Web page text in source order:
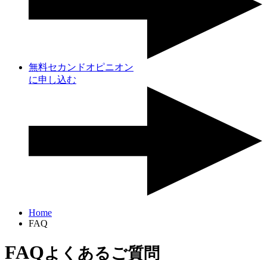
無料セカンドオピニオン
に申し込む
Home
FAQ
FAQよくあるご質問